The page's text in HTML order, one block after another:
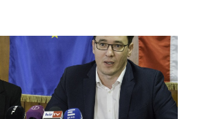
HELYETT
KELLENE
FORDÍTANI
100
MILLIÓ